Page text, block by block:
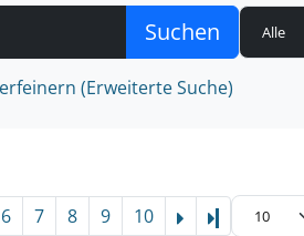
(Erweiterte Suche)
6 7 8 9 10 Letzte